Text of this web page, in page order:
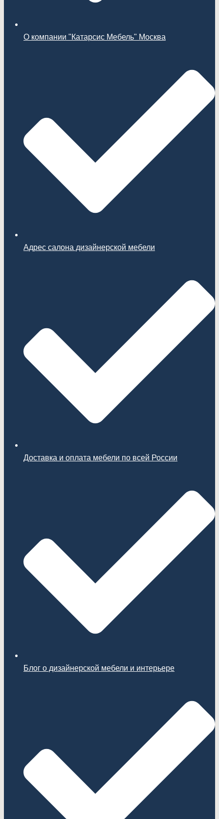
О компании "Катарсис Мебель" Москва
Адрес салона дизайнерской мебели
Доставка и оплата мебели по всей России
Блог о дизайнерской мебели и интерьере